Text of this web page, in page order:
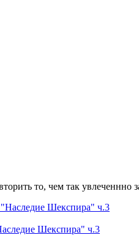
то, чем так
Шекспира" ч.3